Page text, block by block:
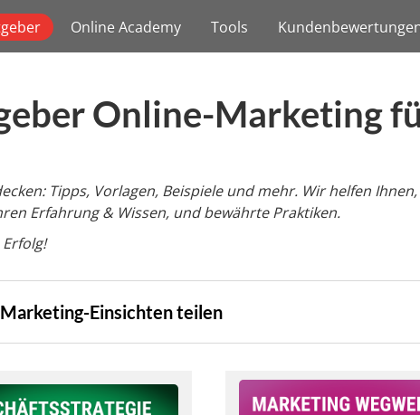
Online Academy Tools
Online-Marketing
Tipps, Vorlagen, Beispiele und mehr. Wir helfen
Erfahrung & Wissen, und bewährte Praktiken.
Einsichten teilen